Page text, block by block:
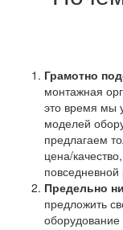
Грамотно
монтажная
это время мы
моделей
предлагаем
цена/
повседневной
Предельно
предложить
оборудование